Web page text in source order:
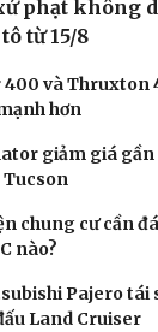
phạt không
từ 15/8
và Thruxton
hơn
giảm giá gần
Tucson
chung cư cần
nào?
Pajero tái
Land Cruiser